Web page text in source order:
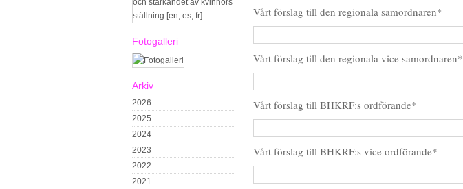
Fotogalleri
Arkiv
2026
2025
2024
2023
2022
2021
Vårt förslag till den regionala samordnaren*
Vårt förslag till den regionala vice samordnaren*
Vårt förslag till BHKRF:s ordförande*
Vårt förslag till BHKRF:s vice ordförande*